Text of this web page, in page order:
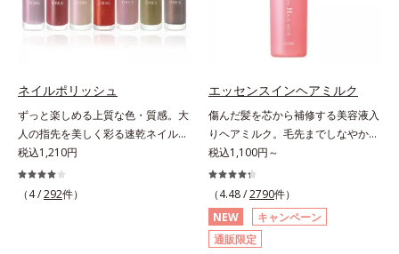
みずみずしいゼリーです。個包装の
スティックタイプだから、いつでも
どこでも片手でおいしくコラーゲン
になる悩みも、おやつやデザート時
にぷるんっと食べて解消を目指しま
しょう。脂肪分ゼロ＆1袋20kcal
で、ダイエット中でも安心です。各
商品の詳しい情報は商品ページをご
覧ください。・BEAUTY夏祭りは、
こちら
のアレンジは自由自在！自然な果実
の味を活かした美味しさで、ハッピ
ーなダイエットを目指します。* ビ
D、E、ナイアシン、パントテン
酸、葉酸各商品の詳しい情報は商品
ページをご覧ください。・BEAUTY
夏祭りは、こちら
ネイルポリッシュ
ずっと楽しめる上質な色・質感。大
人の指先を美しく彩る速乾ネイルカ
ラー。大人の手肌をきれいに見せ
る、落ち着いた色展開の速乾ネイル
カラー（マニキュア）です。長い年
税込1,210円
（4 /292件）
エッセンスインヘアミルク
傷んだ髪を芯から補修する美容液入
りヘアミルク。毛先までしなやかな
美髪へ。パサつき、広がり、枝毛、
ツヤ不足・・・髪のお悩みは尽きな
いもの。エッセンスインヘアミルク
は、そんなお悩みを解決する洗い流
さないタイプのトリートメントで
す。サロン業界注目の美髪成分
税込1,100円～
（4.48 /2790件）
NEW
キャンペーン
通販限定